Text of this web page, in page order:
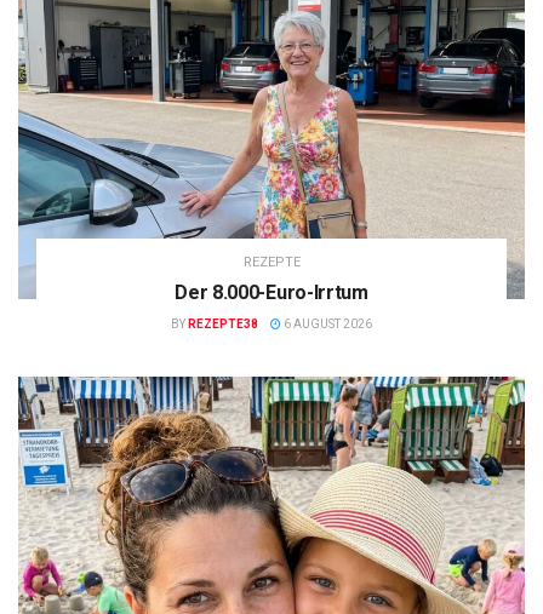
REZEPTE
Der 8.000-Euro-Irrtum
BY REZEPTE38 6 AUGUST 2026